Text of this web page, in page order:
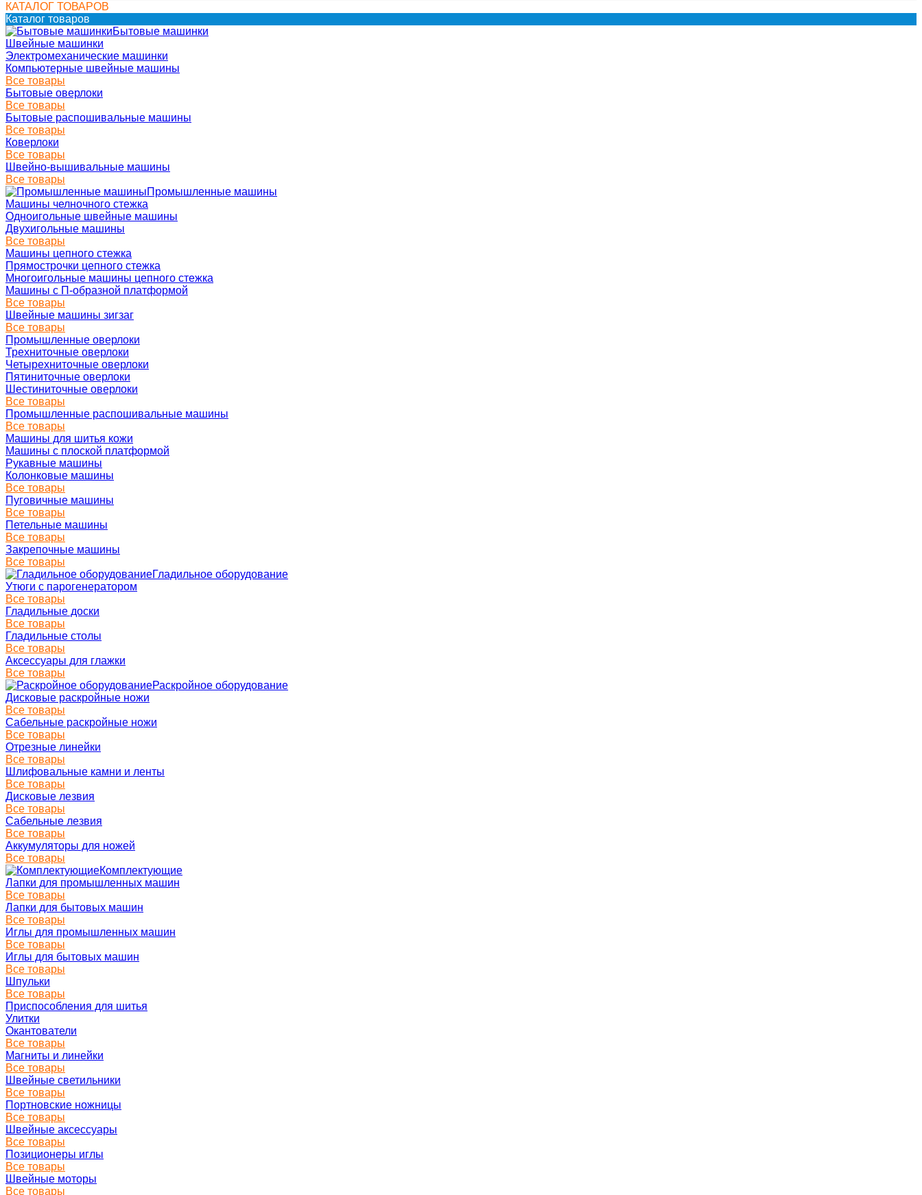
КАТАЛОГ ТОВАРОВ
Каталог товаров
Бытовые машинки
Швейные машинки
Электромеханические машинки
Компьютерные швейные машины
Все товары
Бытовые оверлоки
Все товары
Бытовые распошивальные машины
Все товары
Коверлоки
Все товары
Швейно-вышивальные машины
Все товары
Промышленные машины
Машины челночного стежка
Одноигольные швейные машины
Двухигольные машины
Все товары
Машины цепного стежка
Прямострочки цепного стежка
Многоигольные машины цепного стежка
Машины с П-образной платформой
Все товары
Швейные машины зигзаг
Все товары
Промышленные оверлоки
Трехниточные оверлоки
Четырехниточные оверлоки
Пятиниточные оверлоки
Шестиниточные оверлоки
Все товары
Промышленные распошивальные машины
Все товары
Машины для шитья кожи
Машины с плоской платформой
Рукавные машины
Колонковые машины
Все товары
Пуговичные машины
Все товары
Петельные машины
Все товары
Закрепочные машины
Все товары
Гладильное оборудование
Утюги с парогенератором
Все товары
Гладильные доски
Все товары
Гладильные столы
Все товары
Аксессуары для глажки
Все товары
Раскройное оборудование
Дисковые раскройные ножи
Все товары
Сабельные раскройные ножи
Все товары
Отрезные линейки
Все товары
Шлифовальные камни и ленты
Все товары
Дисковые лезвия
Все товары
Сабельные лезвия
Все товары
Аккумуляторы для ножей
Все товары
Комплектующие
Лапки для промышленных машин
Все товары
Лапки для бытовых машин
Все товары
Иглы для промышленных машин
Все товары
Иглы для бытовых машин
Все товары
Шпульки
Все товары
Приспособления для шитья
Улитки
Окантователи
Все товары
Магниты и линейки
Все товары
Швейные светильники
Все товары
Портновские ножницы
Все товары
Швейные аксессуары
Все товары
Позиционеры иглы
Все товары
Швейные моторы
Все товары